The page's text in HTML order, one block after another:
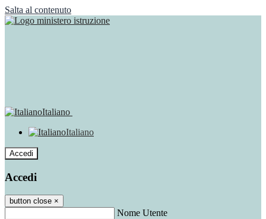
Salta al contenuto
Italiano
Italiano
Accedi
Accedi
button close ×
Nome Utente